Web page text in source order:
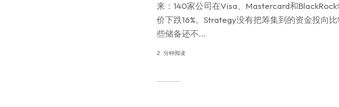
来：140家公司在Visa、Mastercard和
价下跌16%。Strategy没有把筹集到的资金投向
些储备还不...
2 分钟阅读